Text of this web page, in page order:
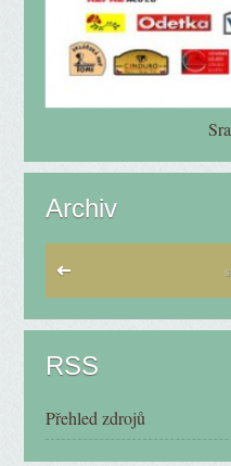
Archiv
RSS
Přehled zdrojů